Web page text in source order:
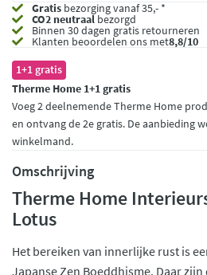
Gratis bezorging vanaf 35,- *
CO2 neutraalbezorgd
Binnen 30 dagen gratis retourneren
Klanten beoordelen ons met8,8/10
1+1 gratis
Therme Home 1+1 gratis
Voeg 2 deelnemende Therme Home
en ontvang de 2e gratis. De aanbieding
winkelmand.
Omschrijving
Therme Home
Lotus
Het bereiken van innerlijke rust is
Japanse Zen Boeddhisme. Daar